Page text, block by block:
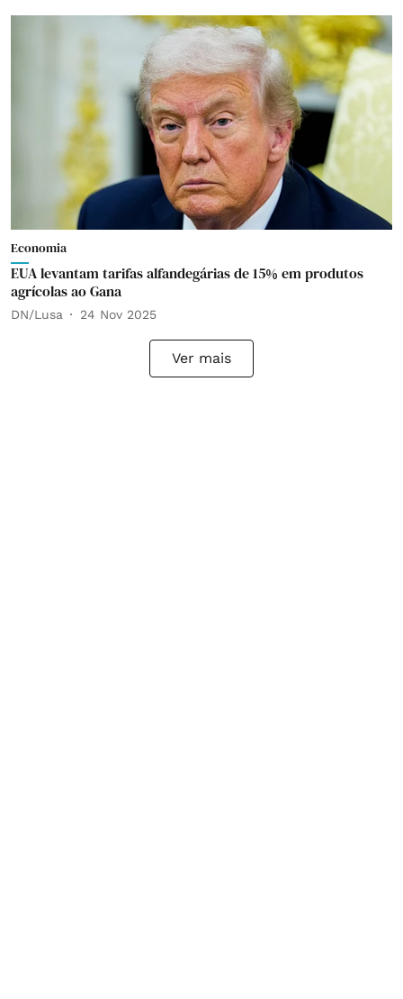
Economia
EUA levantam tarifas alfandegárias de 15% em produtos
agrícolas ao Gana
DN/Lusa 24 Nov 2025
Ver mais